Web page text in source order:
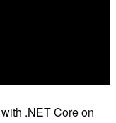
.NET Core on